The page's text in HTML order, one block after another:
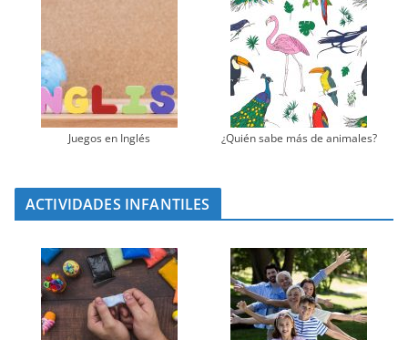
Juegos en Inglés ¿Quién sabe más de animales?
ACTIVIDADES INFANTILES